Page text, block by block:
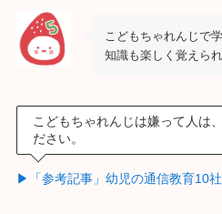
こどもちゃれんじで
知識も楽しく覚えられ
こどもちゃれんじは嫌って人は
ださい。
▶「参考記事」幼児の通信教育10